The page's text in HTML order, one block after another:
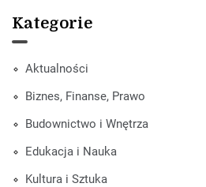
Kategorie
Aktualności
Biznes, Finanse, Prawo
Budownictwo i Wnętrza
Edukacja i Nauka
Kultura i Sztuka